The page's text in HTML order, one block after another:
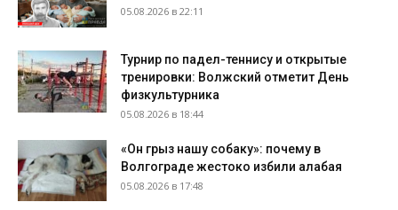
05.08.2026 в 22:11
Турнир по падел-теннису и открытые
тренировки: Волжский отметит День
физкультурника
05.08.2026 в 18:44
«Он грыз нашу собаку»: почему в
Волгограде жестоко избили алабая
05.08.2026 в 17:48